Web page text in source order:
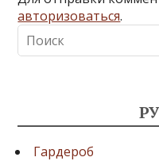
авторизоваться.
Гардероб